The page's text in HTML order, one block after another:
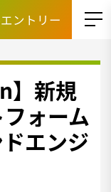
ントリー
】新規
ォーム
エンジ